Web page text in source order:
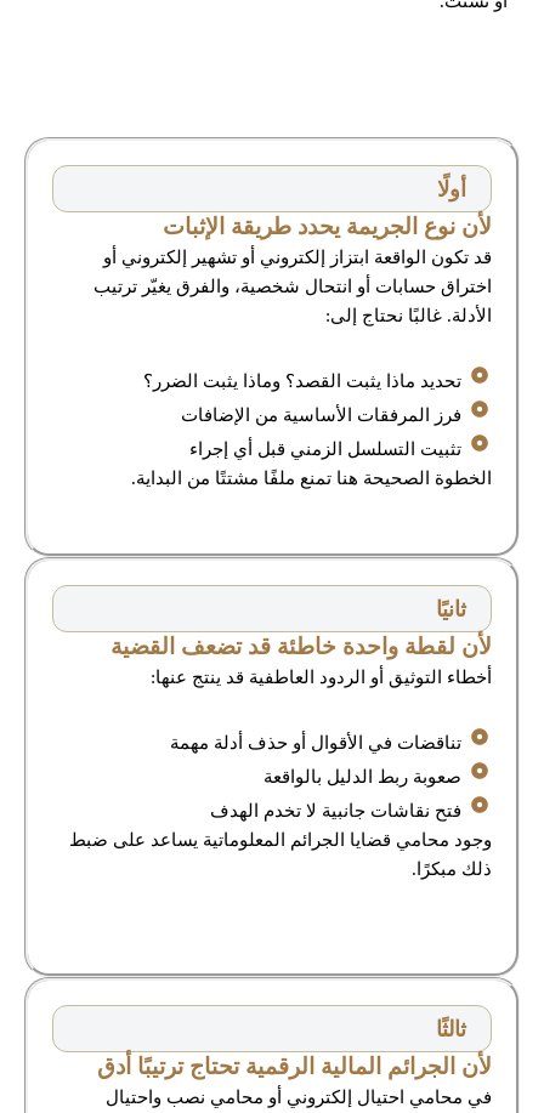
أولًا
لأن نوع الجريمة يحدد طريقة الإثبات
قد تكون الواقعة ابتزاز إلكتروني أو تشهير إلكتروني أو
اختراق حسابات أو انتحال شخصية، والفرق يغيّر ترتيب
الأدلة. غالبًا نحتاج إلى:
تحديد ماذا يثبت القصد؟ وماذا يثبت الضرر؟
فرز المرفقات الأساسية من الإضافات
تثبيت التسلسل الزمني قبل أي إجراء
الخطوة الصحيحة هنا تمنع ملفًا مشتتًا من البداية.
ثانيًا
لأن لقطة واحدة خاطئة قد تضعف القضية
أخطاء التوثيق أو الردود العاطفية قد ينتج عنها:
تناقضات في الأقوال أو حذف أدلة مهمة
صعوبة ربط الدليل بالواقعة
فتح نقاشات جانبية لا تخدم الهدف
وجود محامي قضايا الجرائم المعلوماتية يساعد على ضبط
ذلك مبكرًا.
ثالثًا
لأن الجرائم المالية الرقمية تحتاج ترتيبًا أدق
في محامي احتيال إلكتروني أو محامي نصب واحتيال